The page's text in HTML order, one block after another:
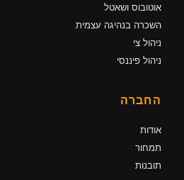
אוטובוס ושאטל
השכרה בנהיגה עצמית
ניהול צי
ניהול פיננסי
החברה
אודות
תמחור
תובנות